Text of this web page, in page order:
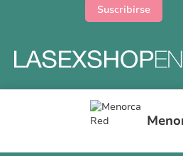
Suscribirse
Formas y gastos de envíos